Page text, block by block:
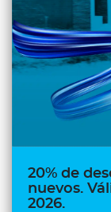
20% de
nuevos.
2026.